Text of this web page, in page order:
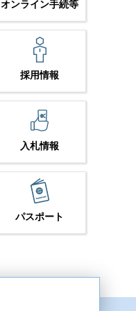
オンライン手続等
採用情報
入札情報
パスポート